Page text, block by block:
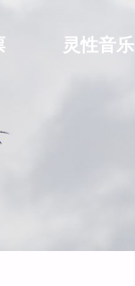
灵性音乐